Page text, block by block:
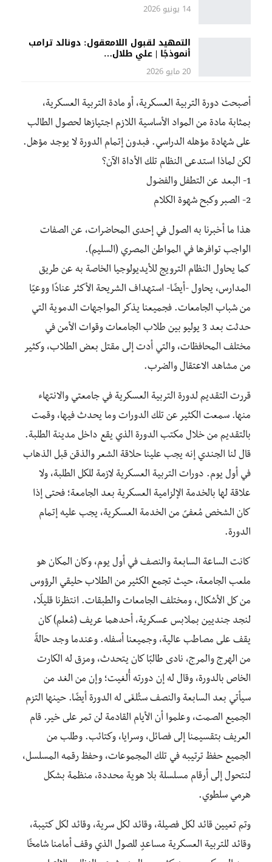
14 يونيو 2026
التمهيد لقبول اللامعقول: دونالد ترامب
أنموذجًا | علي طلال…
20 مايو 2026
أصبحت دورة التربية العسكرية، أو مادة التربية العسكرية،
بمثابة مادة من المواد الأساسية اللازم اجتيازها لحصول الطالب
على شهادة مؤهله الدراسي. فبدون إتمام الدورة لا يوجد مؤهل.
لكن لماذا استدعى النظام تلك الأداة الآن؟
1- البعد عن التطفل والفضول
2- الصبر وكبح شهوة الكلام
هذا ما أخبرنا به الصول في إحدى المحاضرات، عن الصفات
الواجب توافرها في المواطن المصري (السليم).
كما يحاول النظام الترويج للأيديولوجيا الخاصة به عن طريق
المدارس، يحاول -أيضًا- استهداف الشريحة الأكثر عنادًا ووعيًا
من شباب الجامعات. فجميعنا يذكر المواجهات الدموية التي
حدثت بعد 3 يوليو بين طلاب الجامعات وقوات الأمن في
مختلف المحافظات، والتي أدت إلى مقتل بعض الطلاب، وكثير
من مشاهد الاعتقال والضرب.
قررت التقديم لدورة التربية العسكرية في جامعتي والانتهاء
منها. سمعت الكثير عن تلك الدورات وما يحدث فيها، وقمت
بالتقديم من خلال مكتب الدورة الذي يقع داخل مدينة الطلبة.
قال لنا الجندي إنه يجب علينا حلاقة الشعر والذقن قبل الذهاب
في أول يوم. دورات التربية العسكرية لازمة للكل الطلبة، ولا
علاقة لها بالخدمة الإلزامية العسكرية بعد الجامعة؛ فحتى إذا
كان الشخص مُعفىً من الخدمة العسكرية، يجب عليه إتمام
الدورة.
كانت الساعة السابعة والنصف في أول يوم، وكان المكان هو
ملعب الجامعة، حيث تجمع الكثير من الطلاب حليقي الرؤوس
من كل الأشكال، ومختلف الجامعات والطبقات. انتظرنا قليلًا،
لنجد جنديين بملابس عسكرية، أحدهما عريف (مُعلم) كان
يقف على مصاطب عالية، وجميعنا أسفله. وعندما وجد حالةً
من الهرج والمرج، نادى طالبًا كان يتحدث، ومزق له الكارت
الخاص بالدورة، وقال له إن دورته أُلغيت؛ وإن من الغد من
سيأتي بعد السابعة والنصف ستُلغَى له الدورة أيضًا. حينها التزم
الجميع الصمت، وعلموا أن الأيام القادمة لن تمر على خير. قام
العريف بتقسيمنا إلى فصائل، وسرايا، وكتائب. وطلب من
الجميع حفظ ترتيبه في تلك المجموعات، وحفظ رقمه المسلسل،
لنتحول إلى أرقام مسلسلة بلا هوية محددة، منظمة بشكل
هرمي سلطوي.
وتم تعيين قائد لكل فصيلة، وقائد لكل سرية، وقائد لكل كتيبة،
وقائد للتربية العسكرية مساعدٍ للصول الذي وقف أمامنا شامخًا